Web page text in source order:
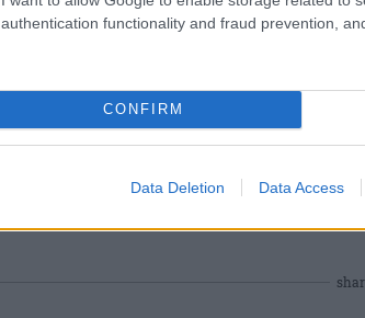
authentication functionality and fraud prevention,
CONFIRM
Data Deletion Data Access